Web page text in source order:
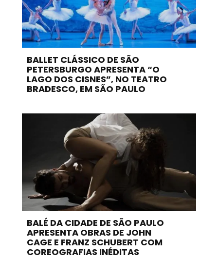
BALLET CLÁSSICO DE SÃO
PETERSBURGO APRESENTA “O
LAGO DOS CISNES”, NO TEATRO
BRADESCO, EM SÃO PAULO
BALÉ DA CIDADE DE SÃO PAULO
APRESENTA OBRAS DE JOHN
CAGE E FRANZ SCHUBERT COM
COREOGRAFIAS INÉDITAS